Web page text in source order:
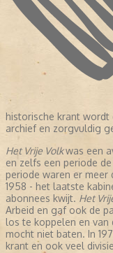
historische krant
archief en zorgvuldig
Het Vrije Volkwas een
en zelfs een periode
periode waren er meer
1958 - het laatste
abonnees kwijt. Het
Arbeid en gaf ook de
los te koppelen en van
mocht niet baten. In
krant en ook veel